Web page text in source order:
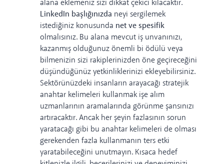
alana eklemeniz sizi dikkat çekici kılacaktır.
LinkedIn başlığınızda neyi sergilemek
istediğiniz konusunda net ve spesifik
olmalısınız. Bu alana mevcut iş unvanınızı,
kazanmış olduğunuz önemli bi ödülü veya
bilmenizin sizi rakiplerinizden öne geçireceğini
düşündüğünüz yetkinliklerinizi ekleyebilirsiniz.
Sektörünüzdeki insanların arayacağı stratejik
anahtar kelimeleri kullanmak işe alım
uzmanlarının aramalarında görünme şansınızı
artıracaktır. Ancak her şeyin fazlasının sorun
yaratacağı gibi bu anahtar kelimeleri de olması
gerekenden fazla kullanmanın ters etki
yaratabileceğini unutmayın. Kısaca hedef